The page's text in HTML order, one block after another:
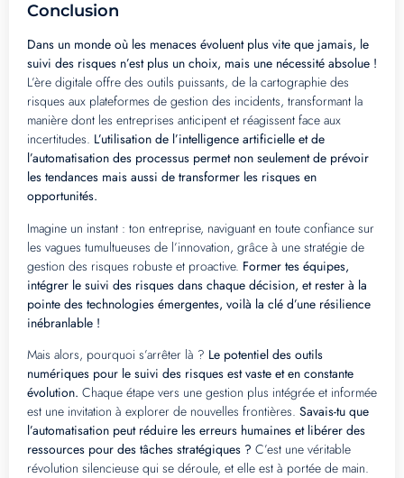
Conclusion
Dans un monde où les menaces évoluent plus vite que jamais, le
suivi des risques n’est plus un choix, mais une nécessité absolue !
L’ère digitale offre des outils puissants, de la cartographie des
risques aux plateformes de gestion des incidents, transformant la
manière dont les entreprises anticipent et réagissent face aux
incertitudes. L’utilisation de l’intelligence artificielle et de
l’automatisation des processus permet non seulement de prévoir
les tendances mais aussi de transformer les risques en
opportunités.
Imagine un instant : ton entreprise, naviguant en toute confiance sur
les vagues tumultueuses de l’innovation, grâce à une stratégie de
gestion des risques robuste et proactive. Former tes équipes,
intégrer le suivi des risques dans chaque décision, et rester à la
pointe des technologies émergentes, voilà la clé d’une résilience
inébranlable !
Mais alors, pourquoi s’arrêter là ? Le potentiel des outils
numériques pour le suivi des risques est vaste et en constante
évolution. Chaque étape vers une gestion plus intégrée et informée
est une invitation à explorer de nouvelles frontières. Savais-tu que
l’automatisation peut réduire les erreurs humaines et libérer des
ressources pour des tâches stratégiques ? C’est une véritable
révolution silencieuse qui se déroule, et elle est à portée de main.